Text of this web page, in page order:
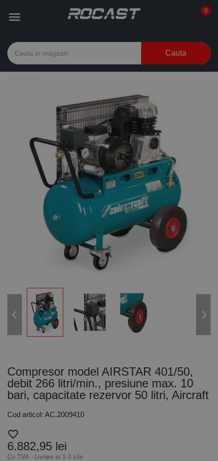
 0
Cauta
Compresor model AIRSTAR 401/50,
debit 266 litri/min., presiune max. 10
bari, capacitate rezervor 50 litri, Aircraft
Cod articol: AC.2009410
favorite_border
6.882,95 lei
Cu TVA Livrare in 1-3 zile